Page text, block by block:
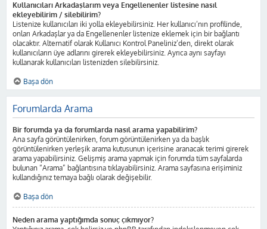
Kullanıcıları Arkadaşlarım veya Engellenenler listesine nasıl
ekleyebilirim / silebilirim?
Listenize kullanıcıları iki yolla ekleyebilirsiniz. Her kullanıcı’nın profilinde,
onları Arkadaşlar ya da Engellenenler listenize eklemek için bir bağlantı
olacaktır. Alternatif olarak Kullanıcı Kontrol Paneliniz’den, direkt olarak
kullanıcıların üye adlarını girerek ekleyebilirsiniz. Ayrıca aynı sayfayı
kullanarak kullanıcıları listenizden silebilirsiniz.
Başa dön
Forumlarda Arama
Bir forumda ya da forumlarda nasıl arama yapabilirim?
Ana sayfa görüntülenirken, forum görüntülenirken ya da başlık
görüntülenirken yerleşik arama kutusunun içerisine aranacak terimi girerek
arama yapabilirsiniz. Gelişmiş arama yapmak için forumda tüm sayfalarda
bulunan “Arama” bağlantısına tıklayabilirsiniz. Arama sayfasına erişiminiz
kullandığınız temaya bağlı olarak değişebilir.
Başa dön
Neden arama yaptığımda sonuç çıkmıyor?